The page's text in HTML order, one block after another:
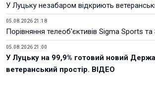
У Луцьку незабаром відкриють
05.08.2026 21:18
Порівняння телеоб'єктивів Sigma Sports
05.08.2026 21:00
У Луцьку на 99,9% готовий новий
ветеранський простір. ВІДЕО